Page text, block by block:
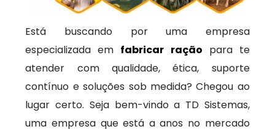
Está buscando por uma empresa
especializada em fabricar ração para te
atender com qualidade, ética, suporte
contínuo e soluções sob medida? Chegou ao
lugar certo. Seja bem-vindo a TD Sistemas,
uma empresa que está a anos no mercado